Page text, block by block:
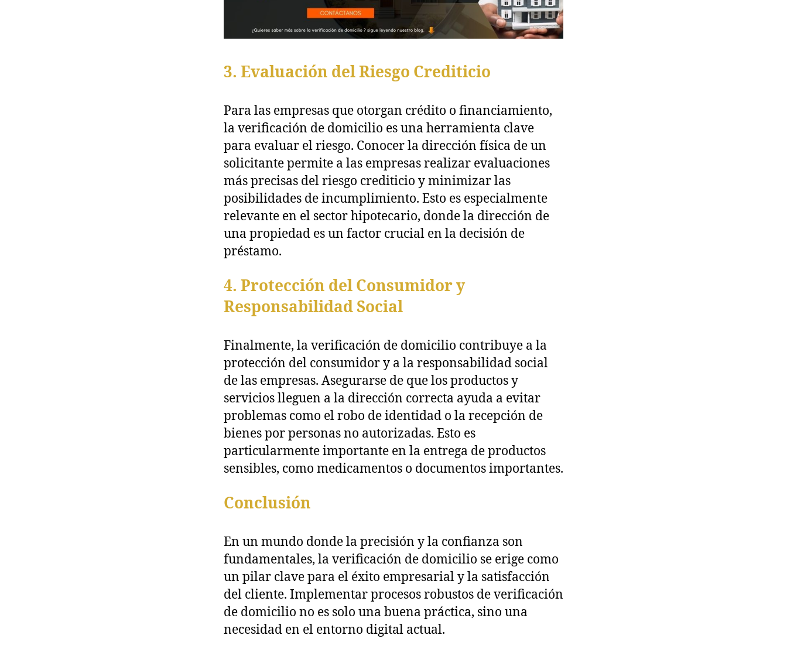
3. Evaluación del Riesgo Crediticio
Para las empresas que otorgan crédito o financiamiento,
la verificación de domicilio es una herramienta clave
para evaluar el riesgo. Conocer la dirección física de un
solicitante permite a las empresas realizar evaluaciones
más precisas del riesgo crediticio y minimizar las
posibilidades de incumplimiento. Esto es especialmente
relevante en el sector hipotecario, donde la dirección de
una propiedad es un factor crucial en la decisión de
préstamo.
4. Protección del Consumidor y
Responsabilidad Social
Finalmente, la verificación de domicilio contribuye a la
protección del consumidor y a la responsabilidad social
de las empresas. Asegurarse de que los productos y
servicios lleguen a la dirección correcta ayuda a evitar
problemas como el robo de identidad o la recepción de
bienes por personas no autorizadas. Esto es
particularmente importante en la entrega de productos
sensibles, como medicamentos o documentos importantes.
Conclusión
En un mundo donde la precisión y la confianza son
fundamentales, la verificación de domicilio se erige como
un pilar clave para el éxito empresarial y la satisfacción
del cliente. Implementar procesos robustos de verificación
de domicilio no es solo una buena práctica, sino una
necesidad en el entorno digital actual.